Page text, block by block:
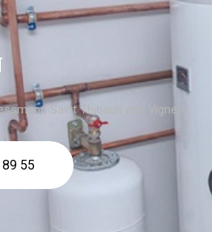
Saint Thibault des Vignes
55